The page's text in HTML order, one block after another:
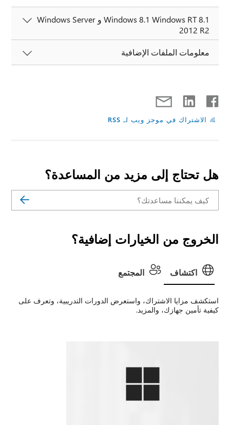
Windows 8.1 Windows RT 8.1 و Windows Server
2012 R2
معلومات الملفات الإضافية
الاشتراك في موجز ويب لـ RSS
هل تحتاج إلى مزيد من المساعدة؟
الخروج من الخيارات إضافية؟
اكتشاف المجتمع
استكشف مزايا الاشتراك، واستعرض الدورات التدريبية، وتعرف على
كيفية تأمين جهازك، والمزيد.